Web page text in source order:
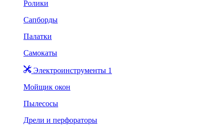
Ролики
Сапборды
Палатки
Самокаты
Электроинструменты 1
Мойщик окон
Пылесосы
Дрели и перфораторы